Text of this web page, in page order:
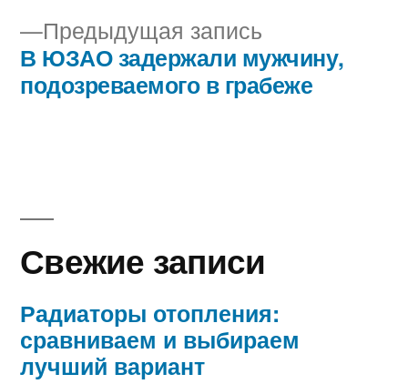
записям
Предыдущая запись
запись:
В ЮЗАО задержали мужчину,
подозреваемого в грабеже
Свежие записи
Радиаторы отопления:
сравниваем и выбираем
лучший вариант